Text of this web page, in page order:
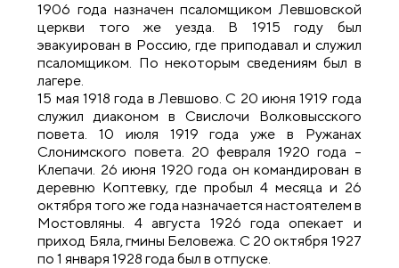
1906 года назначен псаломщиком Левшовской
церкви того же уезда. В 1915 году был
эвакуирован в Россию, где приподавал и служил
псаломщиком. По некоторым сведениям был в
лагере.
15 мая 1918 года в Левшово. С 20 июня 1919 года
служил диаконом в Свислочи Волковысского
повета. 10 июля 1919 года уже в Ружанах
Слонимского повета. 20 февраля 1920 года –
Клепачи. 26 июня 1920 года он командирован в
деревню Коптевку, где пробыл 4 месяца и 26
октября того же года назначается настоятелем в
Мостовляны. 4 августа 1926 года опекает и
приход Бяла, гмины Беловежа. С 20 октября 1927
по 1 января 1928 года был в отпуске.